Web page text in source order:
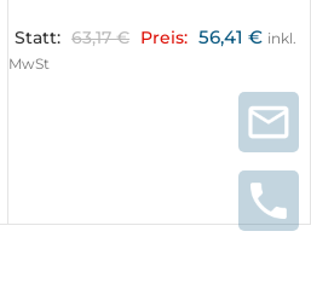
Statt: 63,17€ Preis: 56,41€ inkl.
MwSt